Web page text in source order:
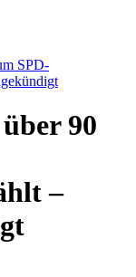
SPD-
90
–